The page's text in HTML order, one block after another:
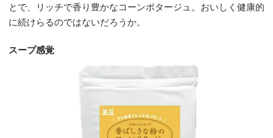
とで、リッチで香り豊かなコーンポタージュ。おいしく健康的
に続けらるのではないだろうか。
スープ感覚